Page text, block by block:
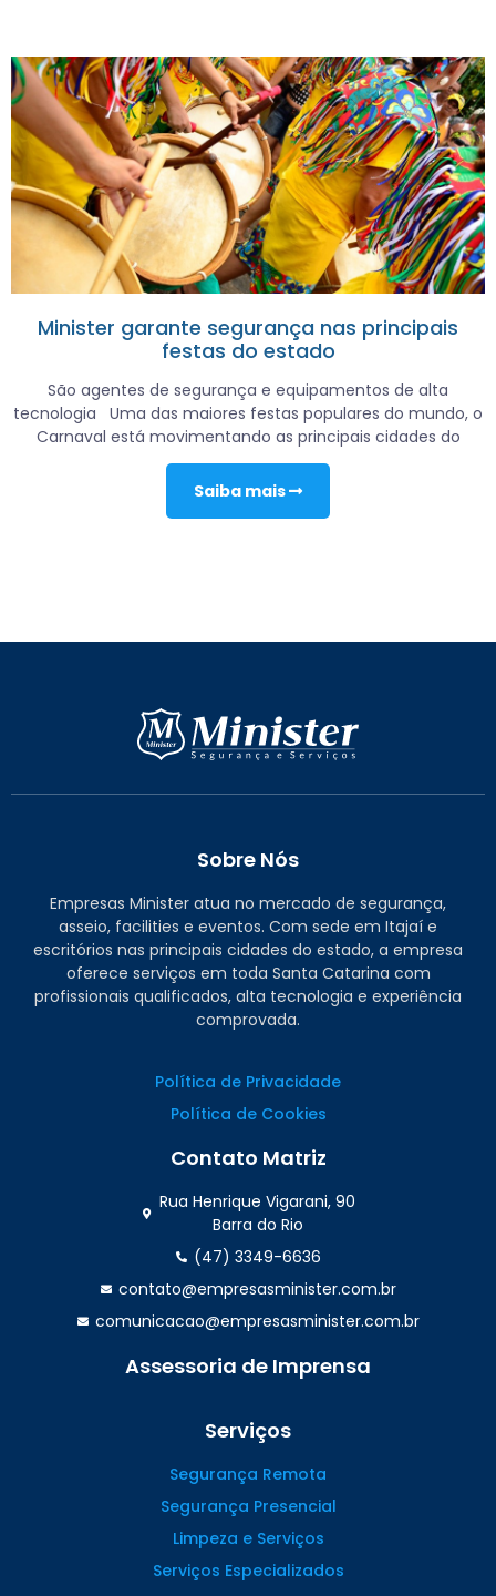
Minister garante segurança nas principais
festas do estado
São agentes de segurança e equipamentos de alta
tecnologia Uma das maiores festas populares do mundo, o
Carnaval está movimentando as principais cidades do
Saiba mais
Sobre Nós
Empresas Minister atua no mercado de segurança,
asseio, facilities e eventos. Com sede em Itajaí e
escritórios nas principais cidades do estado, a empresa
oferece serviços em toda Santa Catarina com
profissionais qualificados, alta tecnologia e experiência
comprovada.
Política de Privacidade
Política de Cookies
Contato Matriz
Rua Henrique Vigarani, 90
Barra do Rio
(47) 3349-6636
contato@empresasminister.com.br
comunicacao@empresasminister.com.br
(47) 99988.4642
Assessoria de Imprensa
Serviços
Segurança Remota
Segurança Presencial
Limpeza e Serviços
Serviços Especializados